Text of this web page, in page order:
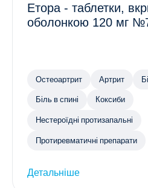
Етора - таблетки,
оболонкою 120 мг
Остеоартрит Артрит
Біль в спині Коксиби
Нестероїдні протизапальні
Протиревматичні препарати
Детальніше